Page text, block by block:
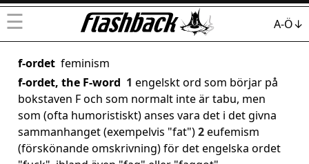
☰ A-Ö↓
f-ordet feminism
f-ordet, the F-word 1 engelskt ord som börjar på
bokstaven F och som normalt inte är tabu, men
som (ofta humoristiskt) anses vara det i det givna
sammanhanget (exempelvis "fat")2eufemism
(förskönande omskrivning) för det engelska ordet